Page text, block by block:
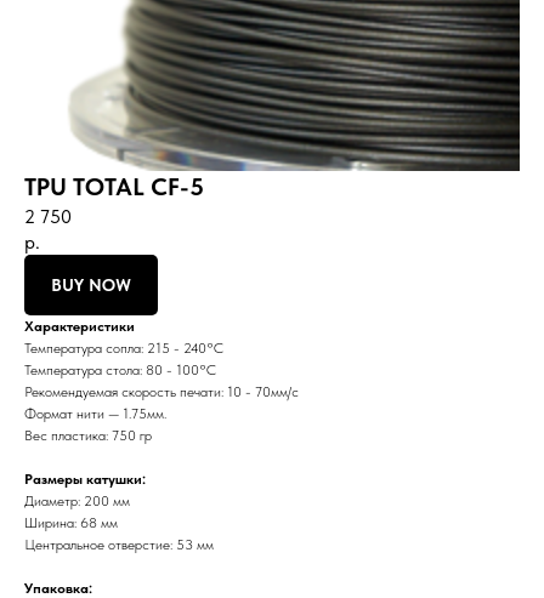
TPU TOTAL CF-5
2 750
р.
BUY NOW
Характеристики
Температура сопла: 215 - 240°С
Температура стола: 80 - 100°С
Рекомендуемая скорость печати: 10 - 70мм/с
Формат нити — 1.75мм.
Вес пластика: 750 гр
Размеры катушки:
Диаметр: 200 мм
Ширина: 68 мм
Центральное отверстие: 53 мм
Упаковка: